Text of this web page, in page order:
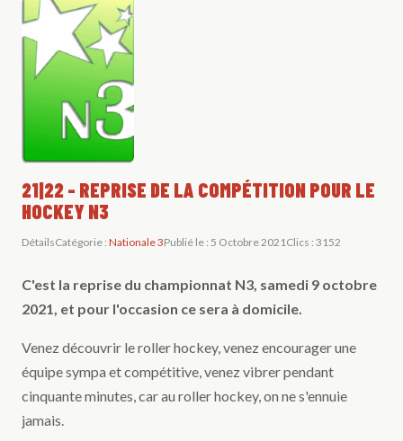
21|22 - REPRISE DE LA COMPÉTITION POUR LE
HOCKEY N3
DétailsCatégorie : Nationale 3Publié le : 5 Octobre 2021Clics : 3152
C'est la reprise du championnat N3, samedi 9 octobre
2021, et pour l'occasion ce sera à domicile.
Venez découvrir le roller hockey, venez encourager une
équipe sympa et compétitive, venez vibrer pendant
cinquante minutes, car au roller hockey, on ne s'ennuie
jamais.